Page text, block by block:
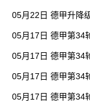
05月22日 德甲升降
05月17日 德甲第34
05月17日 德甲第34
05月17日 德甲第34
05月17日 德甲第34